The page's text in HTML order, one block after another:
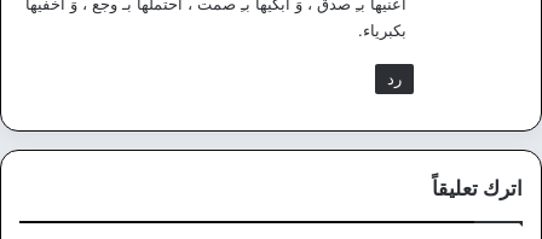
بكبرياء.
رد
اترك تعليقاً